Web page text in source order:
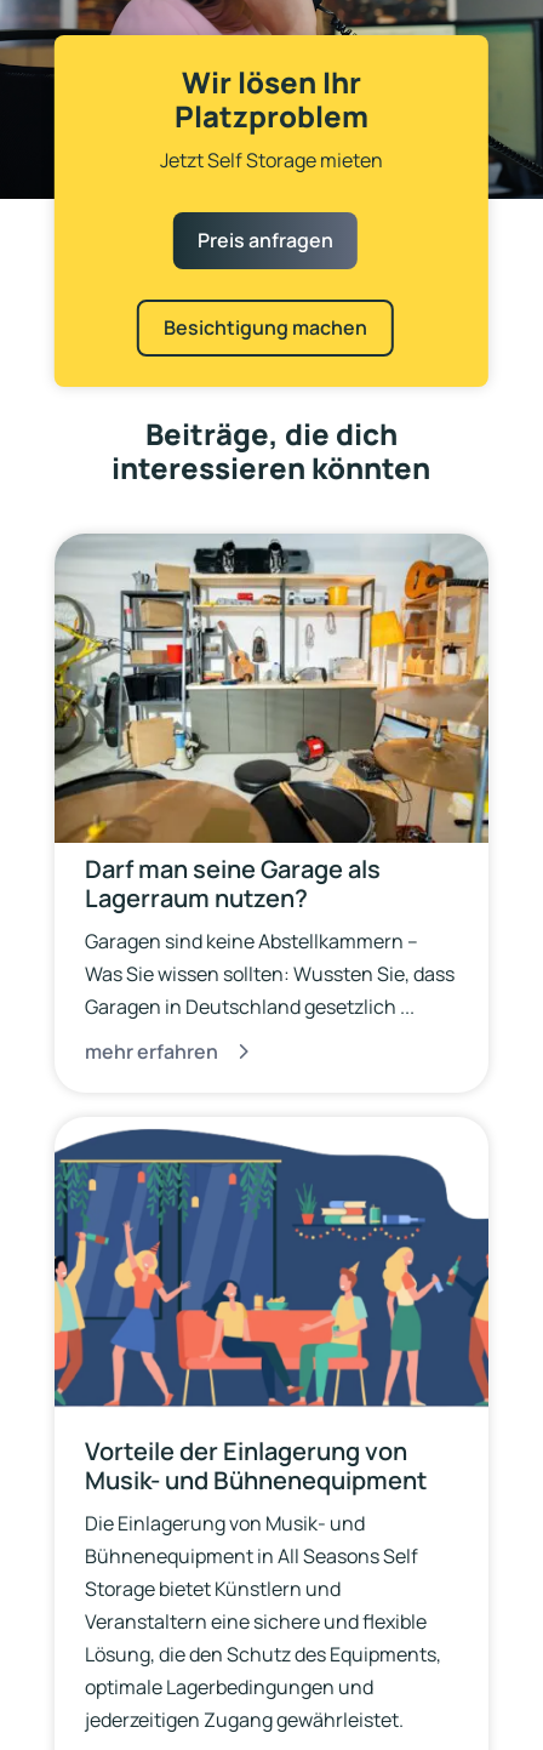
Wir lösen Ihr
Platzproblem
Jetzt Self Storage mieten
Preis anfragen
Besichtigung machen
Beiträge, die dich
interessieren könnten
Darf man seine Garage als
Lagerraum nutzen?
Garagen sind keine Abstellkammern –
Was Sie wissen sollten: Wussten Sie, dass
Garagen in Deutschland gesetzlich ...
mehr erfahren
Vorteile der Einlagerung von
Musik- und Bühnenequipment
Die Einlagerung von Musik- und
Bühnenequipment in All Seasons Self
Storage bietet Künstlern und
Veranstaltern eine sichere und flexible
Lösung, die den Schutz des Equipments,
optimale Lagerbedingungen und
jederzeitigen Zugang gewährleistet.